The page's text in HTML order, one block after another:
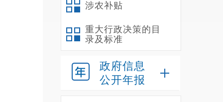
涉农补贴
重大行政决策的目
录及标准
政府信息
公开年报